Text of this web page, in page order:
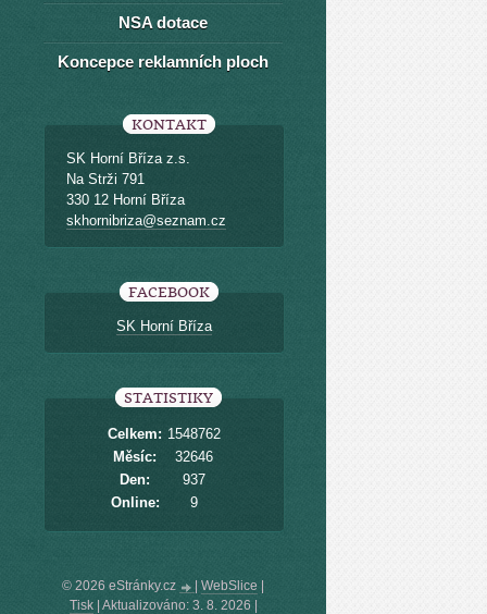
NSA dotace
Koncepce reklamních ploch
KONTAKT
SK Horní Bříza z.s.
Na Strži 791
330 12 Horní Bříza
skhornibriza@seznam.cz
FACEBOOK
SK Horní Bříza
STATISTIKY
Online: 9
Celkem: 1548762
Měsíc:
32646
Den:
937
© 2026 eStránky.cz WebSlice
Tisk| Aktualizováno: 3. 8. 2026